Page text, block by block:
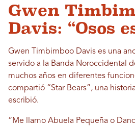
Gwen
Davis: “Osos
Gwen Timbimboo Davis es una
servido a la Banda Noroccidental
muchos años en diferentes
compartió “Star Bears”, una
escribió.
“Me llamo Abuela Pequeña o